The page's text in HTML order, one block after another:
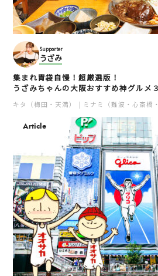
Supporter
うざみ
集まれ胃袋自慢！超厳選版！
うざみちゃんの大阪おすすめ神グルメ
キタ（梅田・天満） ミナミ（難波・心斎橋
Article